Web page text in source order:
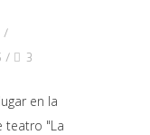
3
en la
teatro "La